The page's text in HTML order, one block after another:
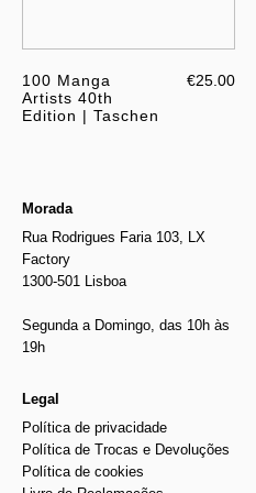
100 Manga
Artists 40th
Edition | Taschen
€25.00
Morada
Rua Rodrigues Faria 103, LX
Factory
1300-501 Lisboa
Segunda a Domingo, das 10h às
19h
Legal
Política de privacidade
Política de Trocas e Devoluções
Política de cookies